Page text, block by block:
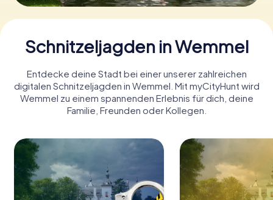
Schnitzeljagden in Wemmel
Entdecke deine Stadt bei einer unserer zahlreichen
digitalen Schnitzeljagden in Wemmel. Mit myCityHunt wird
Wemmel zu einem spannenden Erlebnis für dich, deine
Familie, Freunden oder Kollegen.